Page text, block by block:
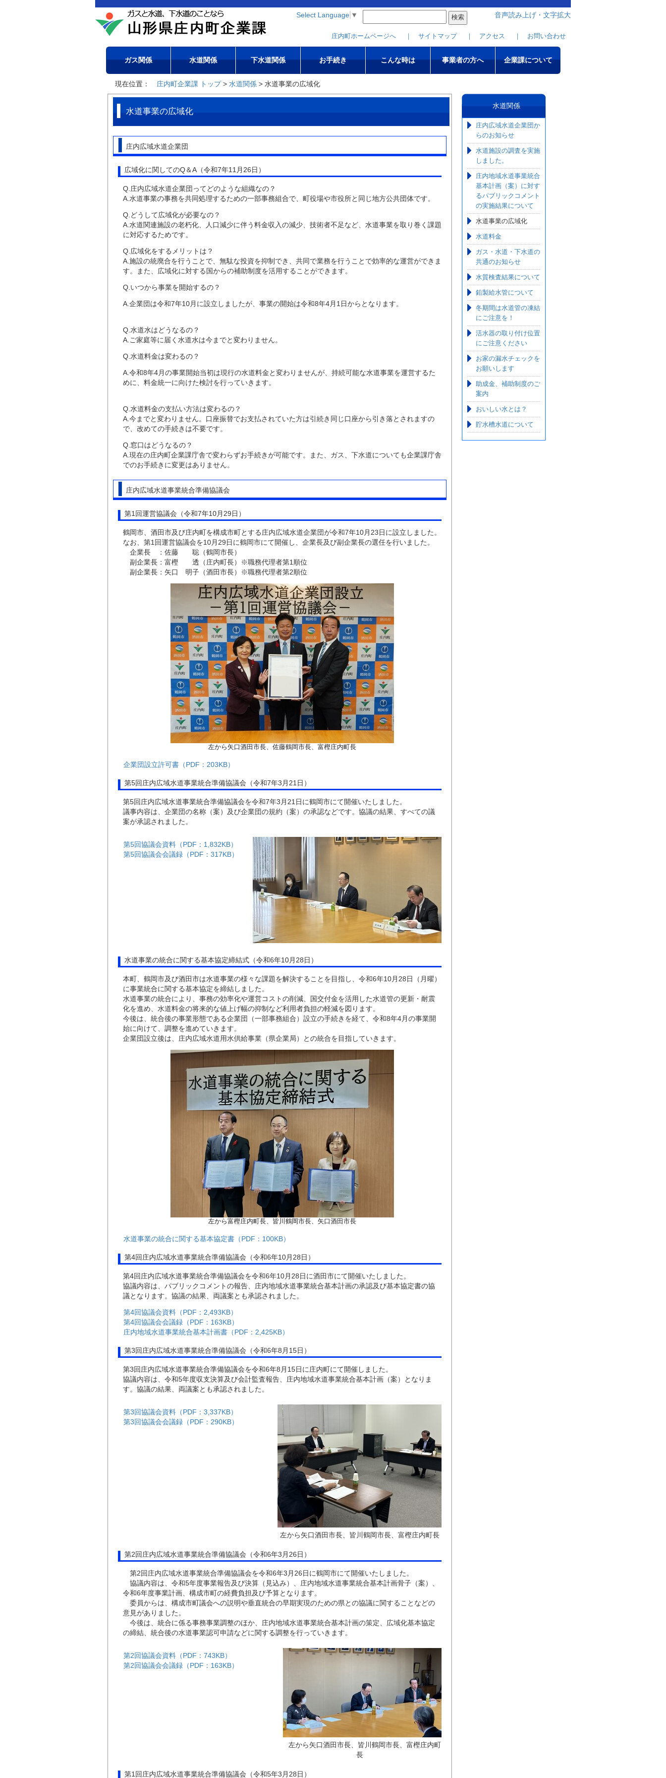
Select Language ▼ 音声読み上げ・文字拡大
庄内町ホームページへ ｜ サイトマップ ｜ アクセス ｜ お問い合わせ
ガス関係 水道関係 下水道関係 お手続き こんな時は 事業者の方へ 企業課について
現在位置： 庄内町企業課 トップ> 水道関係 > 水道事業の広域化
水道事業の広域化
庄内広域水道企業団
広域化に関してのQ＆A（令和7年11月26日）
Q.庄内広域水道企業団ってどのような組織なの？
A.水道事業の事務を共同処理するための一部事務組合で、町役場や市役所と同じ地方公共団体です。
Q.どうして広域化が必要なの？
A.水道関連施設の老朽化、人口減少に伴う料金収入の減少、技術者不足など、水道事業を取り巻く課題
に対応するためです。
Q.広域化をするメリットは？
A.施設の統廃合を行うことで、無駄な投資を抑制でき、共同で業務を行うことで効率的な運営ができま
す。また、広域化に対する国からの補助制度を活用することができます。
Q.いつから事業を開始するの？
A.企業団は令和7年10月に設立しましたが、事業の開始は令和8年4月1日からとなります。
Q.水道水はどうなるの？
A.ご家庭等に届く水道水は今までと変わりません。
Q.水道料金は変わるの？
A.令和8年4月の事業開始当初は現行の水道料金と変わりませんが、持続可能な水道事業を運営するた
めに、料金統一に向けた検討を行っていきます。
Q.水道料金の支払い方法は変わるの？
A.今までと変わりません。口座振替でお支払されていた方は引続き同じ口座から引き落とされますの
で、改めての手続きは不要です。
Q.窓口はどうなるの？
A.現在の庄内町企業課庁舎で変わらずお手続きが可能です。また、ガス、下水道についても企業課庁舎
でのお手続きに変更はありません。
庄内広域水道事業統合準備協議会
第1回運営協議会（令和7年10月29日）
鶴岡市、酒田市及び庄内町を構成市町とする庄内広域水道企業団が令和7年10月23日に設立しました。
なお、第1回運営協議会を10月29日に鶴岡市にて開催し、企業長及び副企業長の選任を行いました。
企業長 ：佐藤 聡（鶴岡市長）
副企業長：富樫 透（庄内町長）※職務代理者第1順位
副企業長：矢口 明子（酒田市長）※職務代理者第2順位
左から矢口酒田市長、佐藤鶴岡市長、富樫庄内町長
企業団設立許可書（PDF：203KB）
第5回庄内広域水道事業統合準備協議会（令和7年3月21日）
第5回庄内広域水道事業統合準備協議会を令和7年3月21日に鶴岡市にて開催いたしました。
議事内容は、企業団の名称（案）及び企業団の規約（案）の承認などです。協議の結果、すべての議
案が承認されました。
第5回協議会資料（PDF：1,832KB）
第5回協議会会議録（PDF：317KB）
水道事業の統合に関する基本協定締結式（令和6年10月28日）
本町、鶴岡市及び酒田市は水道事業の様々な課題を解決することを目指し、令和6年10月28日（月曜）
に事業統合に関する基本協定を締結しました。
水道事業の統合により、事務の効率化や運営コストの削減、国交付金を活用した水道管の更新・耐震
化を進め、水道料金の将来的な値上げ幅の抑制など利用者負担の軽減を図ります。
今後は、統合後の事業形態である企業団（一部事務組合）設立の手続きを経て、令和8年4月の事業開
始に向けて、調整を進めていきます。
企業団設立後は、庄内広域水道用水供給事業（県企業局）との統合を目指していきます。
左から富樫庄内町長、皆川鶴岡市長、矢口酒田市長
水道事業の統合に関する基本協定書（PDF：100KB）
第4回庄内広域水道事業統合準備協議会（令和6年10月28日）
第4回庄内広域水道事業統合準備協議会を令和6年10月28日に酒田市にて開催いたしました。
協議内容は、パブリックコメントの報告、庄内地域水道事業統合基本計画の承認及び基本協定書の協
議となります。協議の結果、両議案とも承認されました。
第4回協議会資料（PDF：2,493KB）
第4回協議会会議録（PDF：163KB）
庄内地域水道事業統合基本計画書（PDF：2,425KB）
第3回庄内広域水道事業統合準備協議会（令和6年8月15日）
第3回庄内広域水道事業統合準備協議会を令和6年8月15日に庄内町にて開催しました。
協議内容は、令和5年度収支決算及び会計監査報告、庄内地域水道事業統合基本計画（案）となりま
す。協議の結果、両議案とも承認されました。
左から矢口酒田市長、皆川鶴岡市長、富樫庄内町長
第3回協議会資料（PDF：3,337KB）
第3回協議会会議録（PDF：290KB）
第2回庄内広域水道事業統合準備協議会（令和6年3月26日）
第2回庄内広域水道事業統合準備協議会を令和6年3月26日に鶴岡市にて開催いたしました。
協議内容は、令和5年度事業報告及び決算（見込み）、庄内地域水道事業統合基本計画骨子（案）、
令和6年度事業計画、構成市町の経費負担及び予算となります。
委員からは、構成市町議会への説明や垂直統合の早期実現のための県との協議に関することなどの
意見がありました。
今後は、統合に係る事務事業調整のほか、庄内地域水道事業統合基本計画の策定、広域化基本協定
の締結、統合後の水道事業認可申請などに関する調整を行っていきます。
左から矢口酒田市長、皆川鶴岡市長、富樫庄内町
長
第2回協議会資料（PDF：743KB）
第2回協議会会議録（PDF：163KB）
第1回庄内広域水道事業統合準備協議会（令和5年3月28日）
水道関係
庄内広域水道企業団か
らのお知らせ
水道施設の調査を実施
しました。
庄内地域水道事業統合
基本計画（案）に対す
るパブリックコメント
の実施結果について
水道事業の広域化
水道料金
ガス・水道・下水道の
共通のお知らせ
水質検査結果について
鉛製給水管について
冬期間は水道管の凍結
にご注意を！
活水器の取り付け位置
にご注意ください
お家の漏水チェックを
お願いします
助成金、補助制度のご
案内
おいしい水とは？
貯水槽水道について